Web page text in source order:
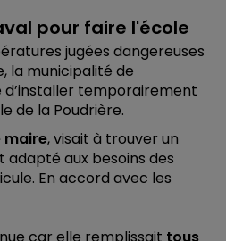
pour faire l'école
jugées dangereuses
la municipalité de
d’installer temporairement
de la Poudrière.
maire, visait à trouver un
aux besoins des
En accord avec les
car elle remplissait tous